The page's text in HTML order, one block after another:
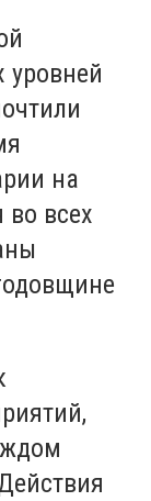
уровней
на
всех